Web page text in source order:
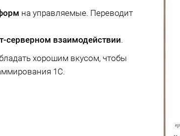
на управляемые. Переводит
серверном взаимодействии.
хорошим вкусом, чтобы
1С.